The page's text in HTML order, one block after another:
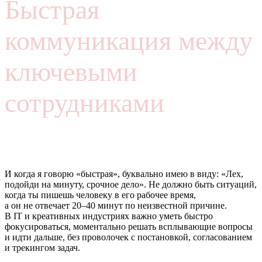
Быстрая
коммуникация между
ключевыми
сотрудниками
И когда я говорю «быстрая», буквально имею в виду: «Лех,
подойди на минуту, срочное дело». Не должно быть ситуаций,
когда ты пишешь человеку в его рабочее время,
а он не отвечает 20–40 минут по неизвестной причине.
В IT и креативных индустриях важно уметь быстро
фокусироваться, моментально решать всплывающие вопросы
и идти дальше, без проволочек с постановкой, согласованием
и трекингом задач.